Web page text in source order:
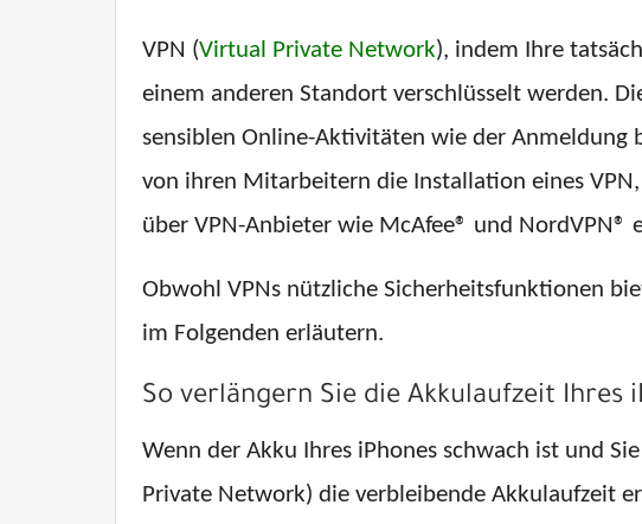
VPN (Virtual Private Network), indem Ihre
einem anderen Standort verschlüsselt werden.
sensiblen Online-Aktivitäten wie der Anmeldung
von ihren Mitarbeitern die Installation eines
über VPN-Anbieter wie McAfee® und NordVPN®
Obwohl VPNs nützliche Sicherheitsfunktionen
im Folgenden erläutern.
So verlängern Sie die Akkulaufzeit Ihres
Wenn der Akku Ihres iPhones schwach ist und
Private Network) die verbleibende Akkulaufzeit